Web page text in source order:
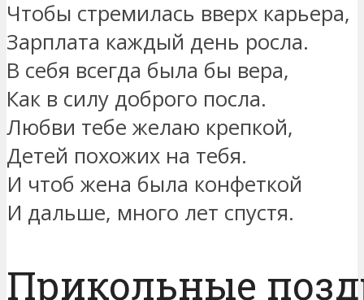
Чтобы стремилась вверх карьера,
Зарплата каждый день росла.
В себя всегда была бы вера,
Как в силу доброго посла.
Любви тебе желаю крепкой,
Детей похожих на тебя.
И чтоб жена была конфеткой
И дальше, много лет спустя.
Прикольные